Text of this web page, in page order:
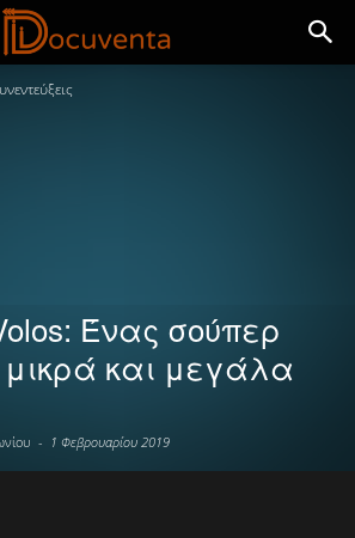
Ένας σούπερ
και μεγάλα
- 1 Φεβρουαρίου 2019